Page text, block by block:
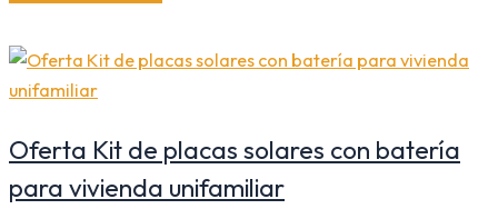
Oferta Kit de placas solares con batería
para vivienda unifamiliar